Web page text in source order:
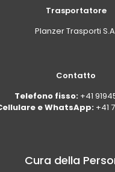
Trasportatore
Planzer Trasporti
Contatto
Telefono fisso: +41
e WhatsApp: +41
Cura della